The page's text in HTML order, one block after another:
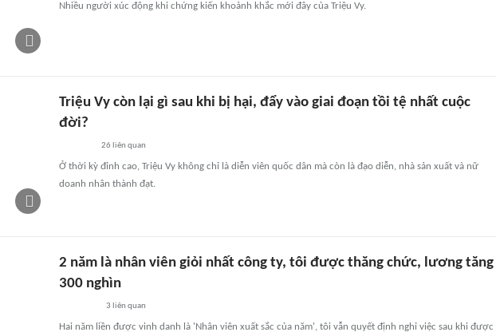
Nhiều người xúc động khi chứng kiến khoảnh khắc mới đây của Triệu Vy.
Triệu Vy còn lại gì sau khi bị hại, đẩy vào giai đoạn tồi tệ nhất cuộc
đời?
26 liên quan
Ở thời kỳ đỉnh cao, Triệu Vy không chỉ là diễn viên quốc dân mà còn là đạo diễn, nhà sản xuất và nữ
doanh nhân thành đạt.
2 năm là nhân viên giỏi nhất công ty, tôi được thăng chức, lương tăng
300 nghìn
3 liên quan
Hai năm liền được vinh danh là 'Nhân viên xuất sắc của năm', tôi vẫn quyết định nghỉ việc sau khi được